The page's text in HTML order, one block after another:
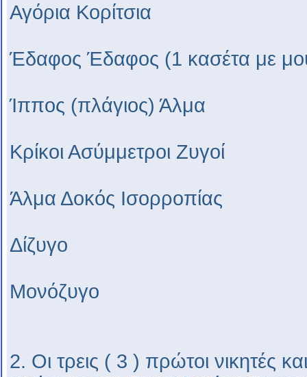
Αγόρια Κορίτσια
Έδαφος Έδαφος (1 κασέτα με
Ίππος (πλάγιος) Άλμα
Κρίκοι Ασύμμετροι Ζυγοί
Άλμα Δοκός Ισορροπίας
Δίζυγο
Μονόζυγο
2. Οι τρεις ( 3 ) πρώτοι νικητές